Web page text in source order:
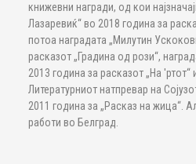
книжевни награди, од кои
Лазаревиќ“ во 2018 година за
потоа наградата „Милутин
расказот „Градина од рози“,
2013 година за расказот „На 'ртот“
Литературниот натпревар на
2011 година за „Расказ на жица“.
работи во Белград.